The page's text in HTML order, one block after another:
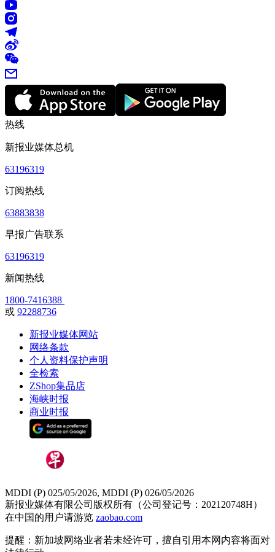
热线
新报业媒体总机
63196319
订阅热线
63883838
早报广告联系
63196319
新闻热线
1800-7416388
或 92288736
新报业媒体网站
网络条款
个人资料保护声明
全检索
ZShop集品店
海峡时报
商业时报
MDDI (P) 025/05/2026, MDDI (P) 026/05/2026
新报业媒体有限公司版权所有（公司登记号：202120748H）
在中国的用户请游览 zaobao.com
提醒：新加坡网络业者若未经许可，擅自引用本网内容将面对